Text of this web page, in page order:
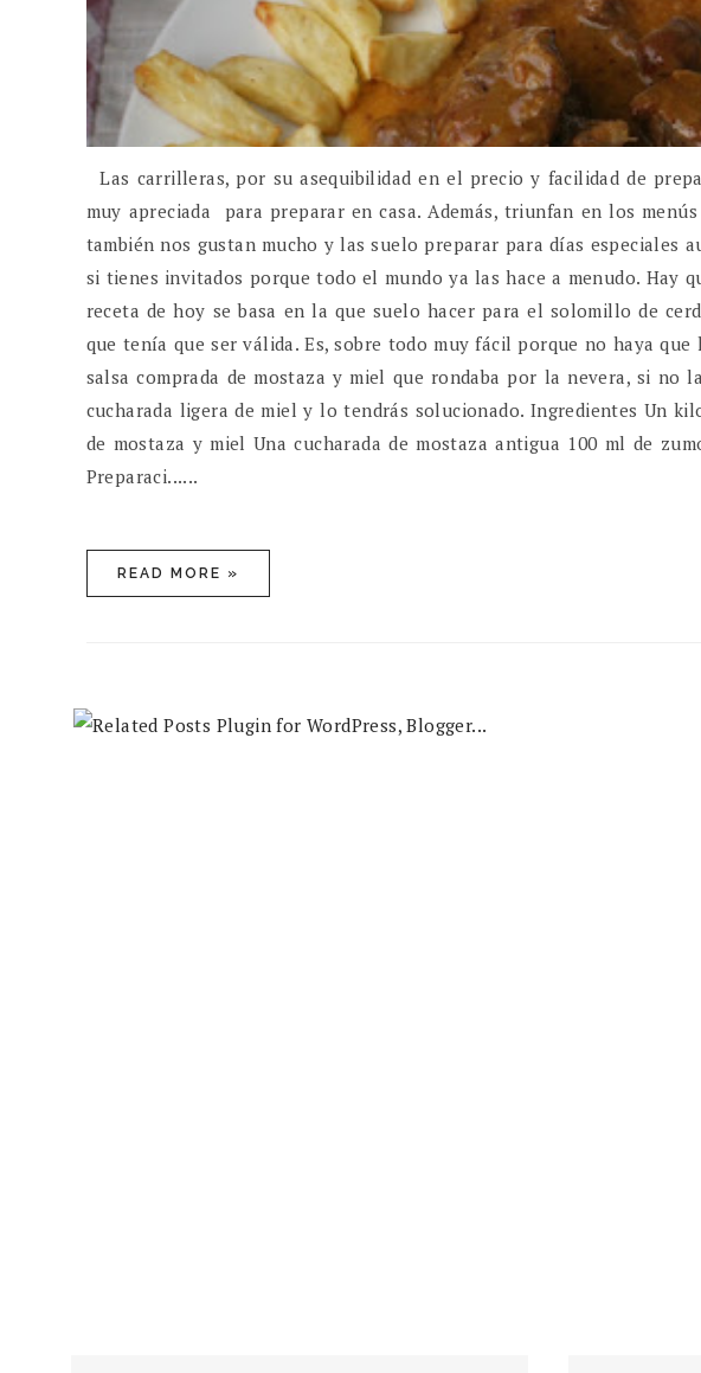
Las carrilleras, por su asequibilidad en el precio y facilidad de
muy apreciada para preparar en casa. Además, triunfan en los
también nos gustan mucho y las suelo preparar para días especiales
si tienes invitados porque todo el mundo ya las hace a menudo. Hay
receta de hoy se basa en la que suelo hacer para el solomillo de
que tenía que ser válida. Es, sobre todo muy fácil porque no haya
salsa comprada de mostaza y miel que rondaba por la nevera, si no
cucharada ligera de miel y lo tendrás solucionado. Ingredientes Un
de mostaza y miel Una cucharada de mostaza antigua 100 ml de
Preparaci......
READ MORE »